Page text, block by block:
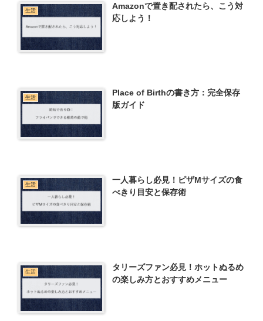
生活
Amazonで置き配されたら、こう対
応しよう！
生活
Place of Birthの書き方：完全保存
版ガイド
生活
一人暮らし必見！ピザMサイズの食
べきり目安と保存術
生活
タリーズファン必見！ホットぬるめ
の楽しみ方とおすすめメニュー